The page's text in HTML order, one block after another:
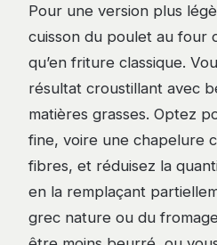
Pour une version plus
cuisson du poulet au four
qu’en friture classique.
résultat croustillant avec
matières grasses. Optez
fine, voire une chapelure
fibres, et réduisez la
en la remplaçant
grec nature ou du